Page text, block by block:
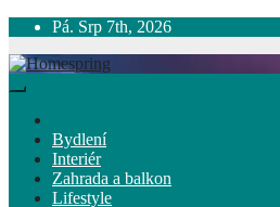
Skip
content
Pá. Srp 7th, 2026
Bydlení
Interiér
Zahrada a balkon
Lifestyle